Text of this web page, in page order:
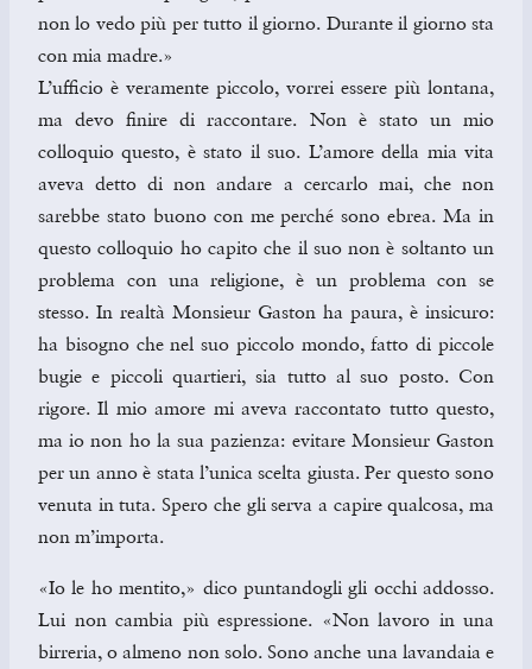
non lo vedo più per tutto il giorno. Durante il giorno sta
con mia madre.»
L’ufficio è veramente piccolo, vorrei essere più lontana,
ma devo finire di raccontare. Non è stato un mio
colloquio questo, è stato il suo. L’amore della mia vita
aveva detto di non andare a cercarlo mai, che non
sarebbe stato buono con me perché sono ebrea. Ma in
questo colloquio ho capito che il suo non è soltanto un
problema con una religione, è un problema con se
stesso. In realtà Monsieur Gaston ha paura, è insicuro:
ha bisogno che nel suo piccolo mondo, fatto di piccole
bugie e piccoli quartieri, sia tutto al suo posto. Con
rigore. Il mio amore mi aveva raccontato tutto questo,
ma io non ho la sua pazienza: evitare Monsieur Gaston
per un anno è stata l’unica scelta giusta. Per questo sono
venuta in tuta. Spero che gli serva a capire qualcosa, ma
non m’importa.
«Io le ho mentito,» dico puntandogli gli occhi addosso.
Lui non cambia più espressione. «Non lavoro in una
birreria, o almeno non solo. Sono anche una lavandaia e